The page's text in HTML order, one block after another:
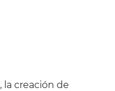
, la creación de